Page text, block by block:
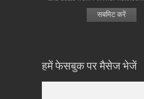
हमें फेसबुक पर मैसेज भेजें